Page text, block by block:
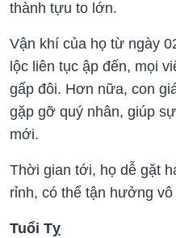
thành tựu to lớn.
Vận khí của họ từ ngày
lộc liên tục ập đến, mọi
gấp đôi. Hơn nữa, con
gặp gỡ quý nhân, giúp
mới.
Thời gian tới, họ dễ gặt
rỉnh, có thể tận hưởng vô
Tuổi Tỵ